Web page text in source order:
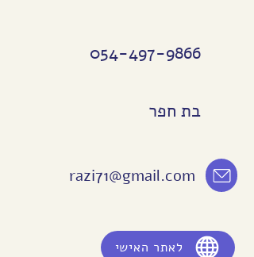
054-497-9866
בת חפר
razi71@gmail.com
לאתר האישי